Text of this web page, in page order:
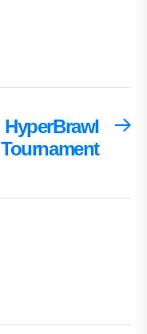
HyperBrawl
Tournament